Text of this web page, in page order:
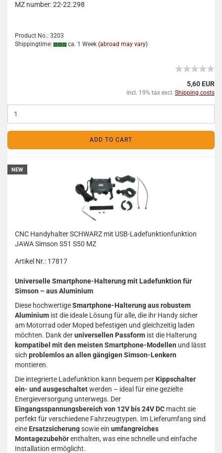
MZ number: 22-22.298
Product No.: 3203
Shippingtime:
ca. 1 Week (abroad may vary)
5,60 EUR
incl. 19% tax excl. Shipping costs
ADD TO CART
NEW
CNC Handyhalter SCHWARZ mit USB-Ladefunktionfunktion
JAWA Simson S51 S50 MZ
Artikel Nr.: 17817
Universelle Smartphone-Halterung mit Ladefunktion für
Simson – aus Aluminium
Diese hochwertigeSmartphone-Halterung aus robustem
Aluminium ist die ideale Lösung für alle, die ihr Handy sicher
am Motorrad oder Moped befestigen und gleichzeitig laden
möchten. Dank deruniversellen Passform ist die Halterung
kompatibel mit den meisten Smartphone-Modellen und lässt
sich problemlos an allen gängigen Simson-Lenkern
montieren.
Die integrierte Ladefunktion kann bequem per Kippschalter
ein- und ausgeschaltetwerden – ideal für eine gezielte
Energieversorgung unterwegs. Der
Eingangsspannungsbereich von 12V bis 24V DC macht sie
perfekt für verschiedene Fahrzeugtypen. Im Lieferumfang sind
eine Ersatzsicherungsowie ein umfangreiches
Montagezubehörenthalten, was eine schnelle und einfache
Installation ermöglicht.